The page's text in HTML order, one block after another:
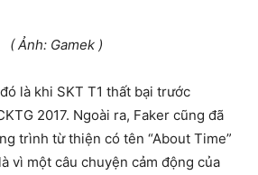
( Ảnh: Gamek )
là khi SKT T1 thất bại trước
2017. Ngoài ra, Faker cũng đã
trình từ thiện có tên “About Time”
vì một câu chuyện cảm động của